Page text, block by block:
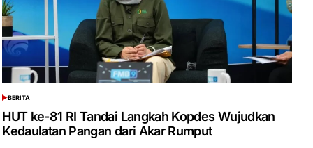
POSTED
IN
BERITA
HUT ke-81 RI Tandai Langkah Kopdes Wujudkan
Kedaulatan Pangan dari Akar Rumput